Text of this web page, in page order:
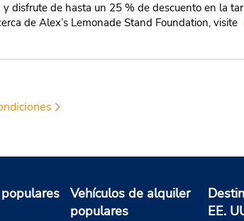
y disfrute de hasta un 25 % de descuento en la
de Alex’s Lemonade Stand Foundation, visite
Vehículos de alquiler
populares
EE.